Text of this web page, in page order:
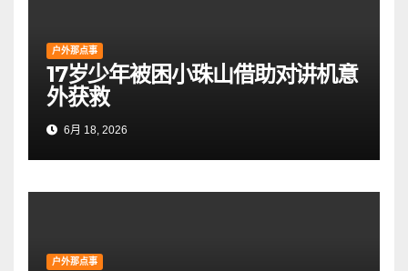
户外那点事
17岁少年被困小珠山借助对讲机意
外获救
6月 18, 2026
户外那点事